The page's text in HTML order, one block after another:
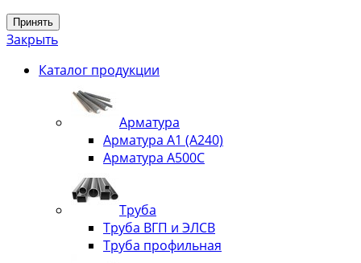
Принять
Закрыть
Каталог продукции
Арматура
Арматура А1 (А240)
Арматура А500С
Труба
Труба ВГП и ЭЛСВ
Труба профильная